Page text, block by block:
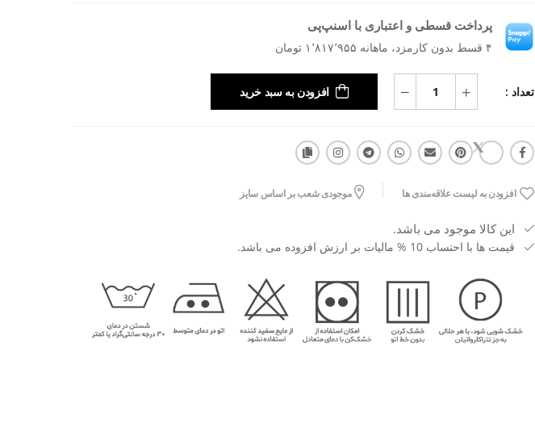
پرداخت قسطی و اعتباری با اسنپ‌پی
۴ قسط بدون کارمزد، ماهانه ۱٬۸۱۷٬۹۵۵ تومان
تعداد : افزودن به سبد خرید
افزودن به لیست علاقه‌مندی ها موجودی شعب بر اساس سایز
این کالا موجود می باشد.
قیمت ها با احتساب 10 % مالیات بر ارزش افزوده می باشد.